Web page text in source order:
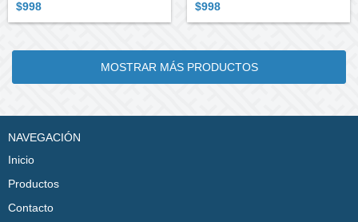
$998 $998
MOSTRAR MÁS PRODUCTOS
NAVEGACIÓN
Inicio
Productos
Contacto